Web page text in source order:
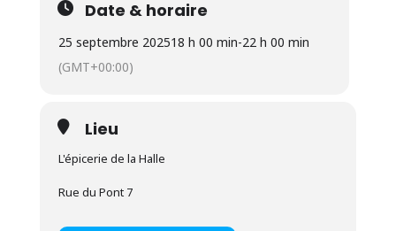
Date & horaire
25 septembre 202518 h 00 min-22 h 00 min
(GMT+00:00)
Lieu
L'épicerie de la Halle
Rue du Pont 7